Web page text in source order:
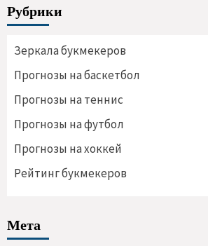
Рубрики
Зеркала букмекеров
Прогнозы на баскетбол
Прогнозы на теннис
Прогнозы на футбол
Прогнозы на хоккей
Рейтинг букмекеров
Мета